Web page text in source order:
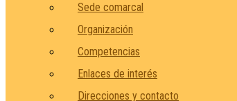
Sede comarcal
Organización
Competencias
Enlaces de interés
Direcciones y contacto